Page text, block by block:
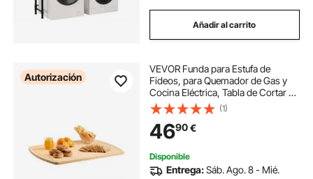
Añadir al carrito
Autorización
VEVOR Funda para Estufa de
Fideos, para Quemador de Gas y
Cocina Eléctrica, Tabla de Cortar de
Madera de Bambú con Ranuras
para Jugos, para Encimera y
Fregadero de Cocina RV, Natural,
76 x 56 cm
(1)
4690€
Disponible
Entrega:Sáb. Ago. 8 - Mié.